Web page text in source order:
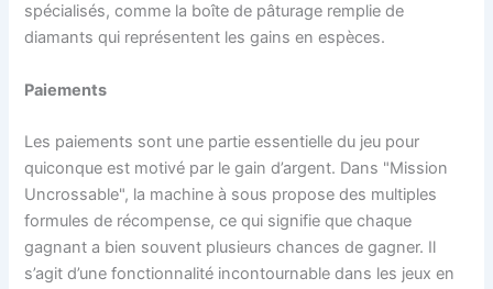
spécialisés, comme la boîte de pâturage remplie de
diamants qui représentent les gains en espèces.
Paiements
Les paiements sont une partie essentielle du jeu pour
quiconque est motivé par le gain d’argent. Dans "Mission
Uncrossable", la machine à sous propose des multiples
formules de récompense, ce qui signifie que chaque
gagnant a bien souvent plusieurs chances de gagner. Il
s’agit d’une fonctionnalité incontournable dans les jeux en